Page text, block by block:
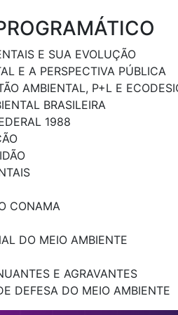
E SUA EVOLUÇÃO
E A PERSPECTIVA PÚBLICA
AMBIENTAL, P+L E
BRASILEIRA
1988
CONAMA
DO MEIO AMBIENTE
E AGRAVANTES
DEFESA DO MEIO AMBIENTE